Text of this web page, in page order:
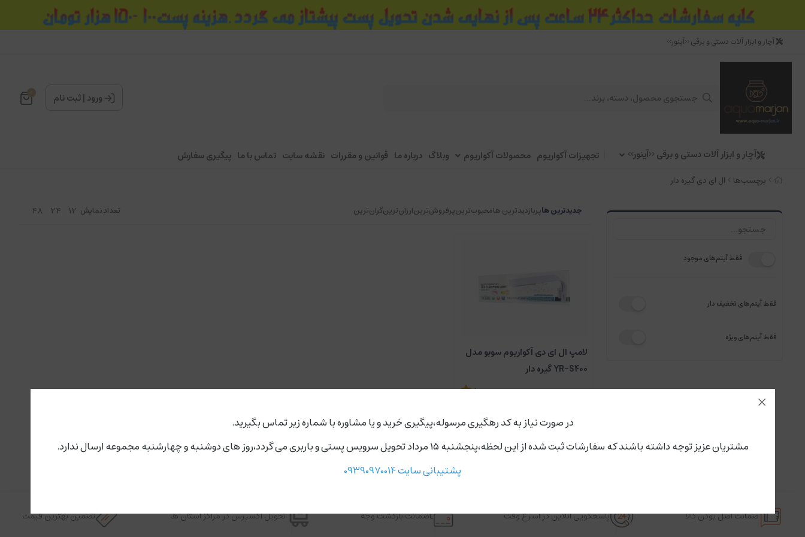
آچار و ابزار آلات دستی و برقی <<آینور>>
ورود |ثبت نام 0
آچار و ابزار آلات دستی و برقی <<آینور>> تجهیزات آکواریوم محصولات آکواریوم وبلاگ درباره ما قوانین و مقررات نقشه سایت تماس با ما پیگیری سفارش
برچسب‌ها ال ای دی گیره دار
فقط آیتم‌های موجود
فقط آیتم‌های تخفیف دار
فقط آیتم‌های ویژه
جدیدترین هاپربازدیدترین هامحبوب‌‌ترینپرفروش‌ترینارزان‌ترینگران‌ترین تعداد نمایش 12
24
48
لامپ ال ای دی آکواریوم سوبو مدل
YR-S400 گیره دار
5
ضمانت اصل بودن کالا پاسخگویی آنلاین در اسرع وقت ضمانت بازگشت وجه تحویل اکسپرس در مراکز استان ها تضمین بهترین قیمت
در صورت نیاز به کد رهگیری مرسوله،پیگیری خرید و یا مشاوره با شماره زیر تماس بگیرید.
مشتریان عزیز توجه داشته باشند که سفارشات ثبت شده از این لحظه،پنجشنبه ۱۵ مرداد تحویل سرویس پستی و باربری می گردد،روز های دوشنبه و چهارشنبه مجموعه ارسال ندارد.
پشتیبانی سایت 09390970014